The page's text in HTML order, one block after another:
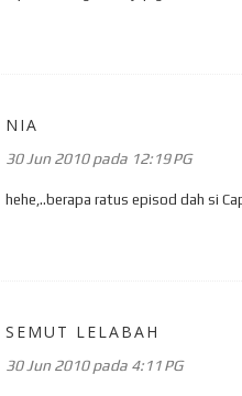
NIA
30 Jun 2010 pada 12:19 PG
hehe,..berapa ratus episod dah si
SEMUT LELABAH
30 Jun 2010 pada 4:11 PG